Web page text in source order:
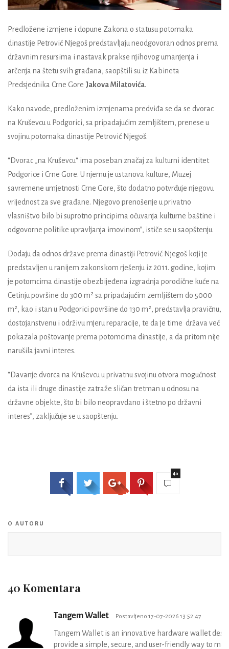
Predložene izmjene i dopune Zakona o statusu potomaka
dinastije Petrović Njegoš predstavljaju neodgovoran odnos prema
državnim resursima i nastavak prakse njihovog umanjenja i
arčenja na štetu svih građana, saopštili su iz Kabineta
Predsjednika Crne Gore Jakova Milatovića.
Kako navode, predloženim izmjenama predviđa se da se dvorac
na Kruševcu u Podgorici, sa pripadajućim zemljištem, prenese u
svojinu potomaka dinastije Petrović Njegoš.
“Dvorac „na Kruševcu“ ima poseban značaj za kulturni identitet
Podgorice i Crne Gore. U njemu je ustanova kulture, Muzej
savremene umjetnosti Crne Gore, što dodatno potvrđuje njegovu
vrijednost za sve građane. Njegovo prenošenje u privatno
vlasništvo bilo bi suprotno principima očuvanja kulturne baštine i
odgovorne politike upravljanja imovinom”, ističe se u saopštenju.
Dodaju da odnos države prema dinastiji Petrović Njegoš koji je
predstavljen u ranijem zakonskom rješenju iz 2011. godine, kojim
je potomcima dinastije obezbijeđena izgradnja porodične kuće na
Cetinju površine do 300 m² sa pripadajućim zemljištem do 5000
m², kao i stan u Podgorici površine do 130 m², predstavlja pravičnu,
dostojanstvenu i održivu mjeru reparacije, te da je time država već
pokazala poštovanje prema potomcima dinastije, a da pritom nije
narušila javni interes.
“Davanje dvorca na Kruševcu u privatnu svojinu otvora mogućnost
da ista ili druge dinastije zatraže sličan tretman u odnosu na
državne objekte, što bi bilo neopravdano i štetno po državni
interes”, zaključuje se u saopštenju.
40
O AUTORU
40 Komentara
Tangem Wallet Postavljeno 17-07-2026 13:52:47
Tangem Wallet is an innovative hardware wallet
provide a simple, secure, and user-friendly way to